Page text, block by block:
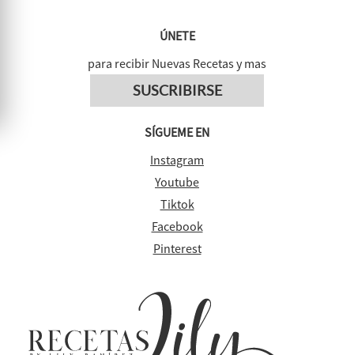
ÚNETE
para recibir Nuevas Recetas y mas
SUSCRIBIRSE
SÍGUEME EN
Instagram
Youtube
Tiktok
Facebook
Pinterest